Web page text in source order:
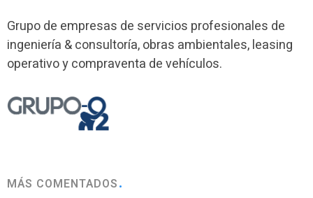
Grupo de empresas de servicios profesionales de
ingeniería & consultoría, obras ambientales, leasing
operativo y compraventa de vehículos.
MÁS COMENTADOS